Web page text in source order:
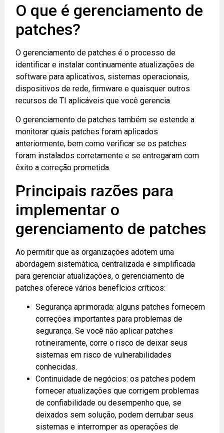
O que é gerenciamento de
patches?
O gerenciamento de patches é o processo de
identificar e instalar continuamente atualizações de
software para aplicativos, sistemas operacionais,
dispositivos de rede, firmware e quaisquer outros
recursos de TI aplicáveis que você gerencia.
O gerenciamento de patches também se estende a
monitorar quais patches foram aplicados
anteriormente, bem como verificar se os patches
foram instalados corretamente e se entregaram com
êxito a correção prometida.
Principais razões para
implementar o
gerenciamento de patches
Ao permitir que as organizações adotem uma
abordagem sistemática, centralizada e simplificada
para gerenciar atualizações, o gerenciamento de
patches oferece vários benefícios críticos:
Segurança aprimorada: alguns patches fornecem
correções importantes para problemas de
segurança. Se você não aplicar patches
rotineiramente, corre o risco de deixar seus
sistemas em risco de vulnerabilidades
conhecidas.
Continuidade de negócios: os patches podem
fornecer atualizações que corrigem problemas
de confiabilidade ou desempenho que, se
deixados sem solução, podem derrubar seus
sistemas e interromper as operações de